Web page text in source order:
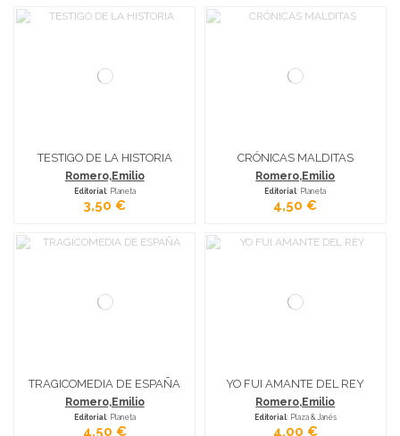
TESTIGO DE LA HISTORIA
Romero,Emilio
Editorial: Planeta
3,50 €
CRÓNICAS MALDITAS
Romero,Emilio
Editorial: Planeta
4,50 €
TRAGICOMEDIA DE ESPAÑA
Romero,Emilio
Editorial: Planeta
4,50 €
YO FUI AMANTE DEL REY
Romero,Emilio
Editorial: Plaza & Janés
4,00 €